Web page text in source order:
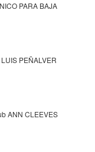
PARA BAJA
PEÑALVER
ANN CLEEVES